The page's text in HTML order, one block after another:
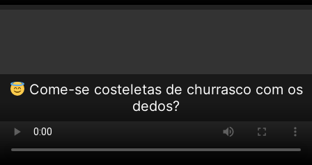
Come-se costeletas de churrasco com os
dedos?